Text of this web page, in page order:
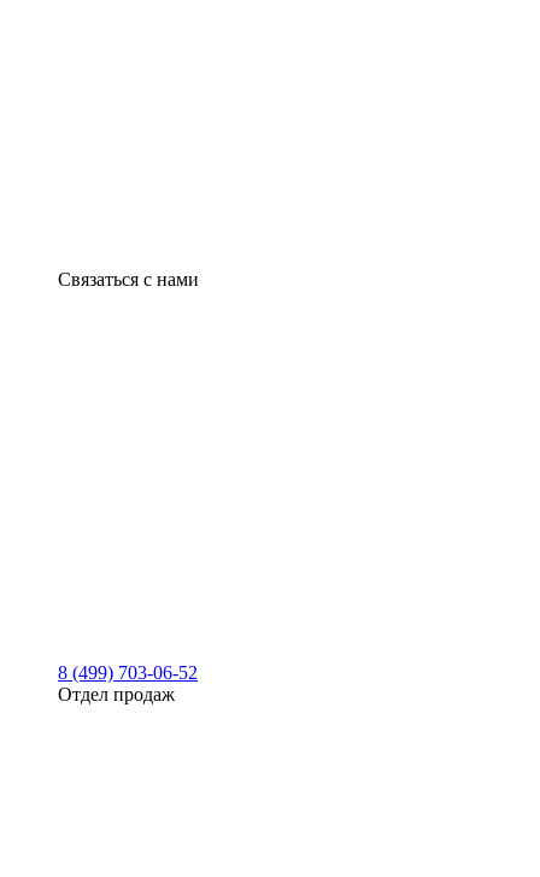
Связаться с нами
8 (499) 703-06-52
Отдел продаж